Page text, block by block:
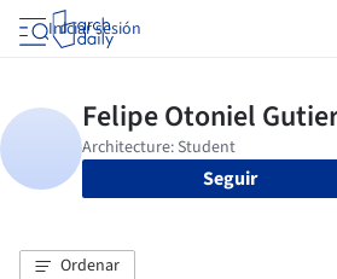
Iniciar sesión
Seguir
Ordenar